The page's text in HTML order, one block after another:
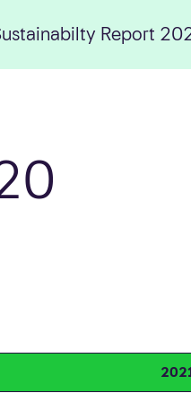
Report